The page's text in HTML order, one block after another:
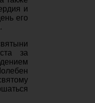
и
его
за